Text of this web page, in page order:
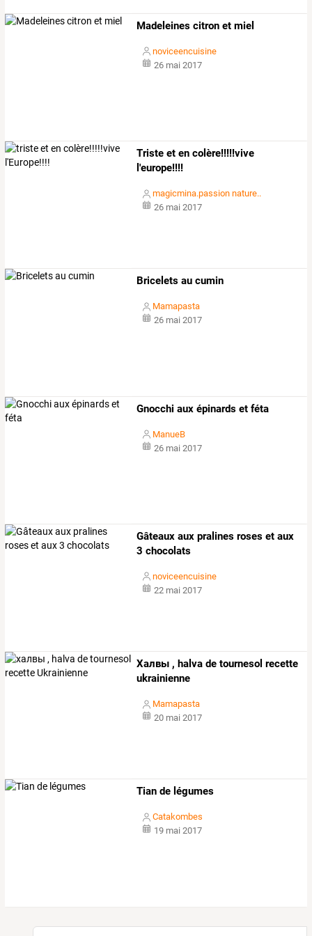
Madeleines citron et miel
noviceencuisine
26 mai 2017
Triste et en colère!!!!!vive
l'europe!!!!
magicmina.passion nature..
26 mai 2017
Bricelets au cumin
Mamapasta
26 mai 2017
Gnocchi aux épinards et féta
ManueB
26 mai 2017
Gâteaux aux pralines roses et aux
3 chocolats
noviceencuisine
22 mai 2017
Халвы , halva de tournesol recette
ukrainienne
Mamapasta
20 mai 2017
Tian de légumes
Catakombes
19 mai 2017